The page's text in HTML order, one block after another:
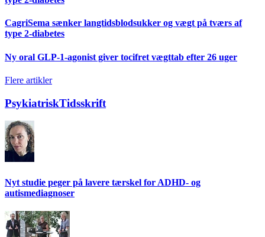
CagriSema sænker langtidsblodsukker og vægt på tværs af
type 2-diabetes
Ny oral GLP-1-agonist giver tocifret vægttab efter 26 uger
Flere artikler
PsykiatriskTidsskrift
Nyt studie peger på lavere tærskel for ADHD- og
autismediagnoser